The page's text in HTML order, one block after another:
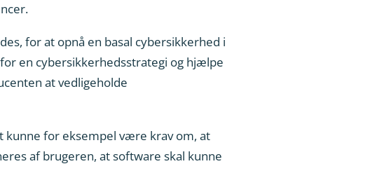
for at opnå en basal cybersikkerhed i
en cybersikkerhedsstrategi og hjælpe
at vedligeholde
kunne for eksempel være krav om, at
af brugeren, at software skal kunne